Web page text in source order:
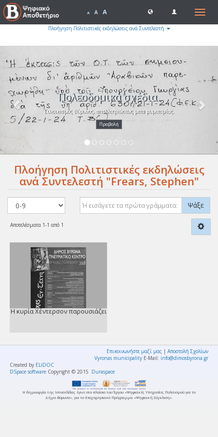
Toggle
A A A
Πλοήγηση Πολιτιστικές εκδηλώσεις ανά Συντελεστή
Πολεοδομικά σχέδια.
Συνοικισμός Βύρωνος, απαλλοτριώσεως μετα ρυμοτομίας.
Προβολή
Πλοήγηση Πολιτιστικές εκδηλώσεις
ανά Συντελεστή "Frears, Stephen"
Ψάξε
Αποτελέσματα 1-1 από 1
Η κυρία Χέντερσον παρουσιάζει
Επικοινωνήστε μαζί μας | Αποστολή Σχολίων
Vyronas municipality E-Mail: info@dimosbyrona.gr
Created by ELiDOC
DSpace software Copyright © 2015 Duraspace
Η δημιουργία της Ιστοσελίδας έγινε στο πλαίσιο του Έργου «Ψηφιακές Υπηρεσίες Πολιτισμού για το
Δήμο Βύρωνα», για το Επιχειρησιακό Πρόγραμμα «Ψηφιακή Σύγκλιση».